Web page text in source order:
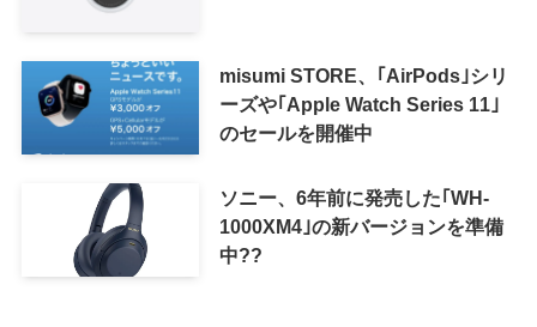
misumi STORE、｢AirPods｣シリ
ーズや｢Apple Watch Series 11｣
のセールを開催中
ソニー、6年前に発売した｢WH-
1000XM4｣の新バージョンを準備
中??